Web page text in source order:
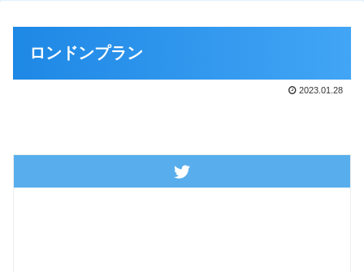
ロンドンプラン
2023.01.28